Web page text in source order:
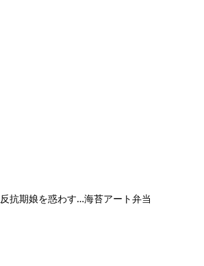
反抗期娘を惑わす…海苔アート弁当